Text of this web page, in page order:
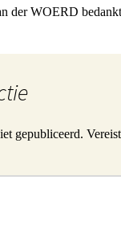
der WOERD
gepubliceerd.